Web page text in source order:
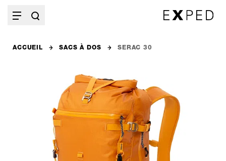
ACCUEIL SACS À DOS SERAC 30